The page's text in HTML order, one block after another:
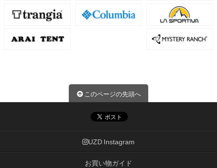
このページの先頭へ
UZD Instagram
お買い物ガイド